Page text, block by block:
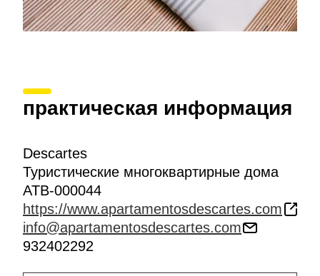
практическая информация
Descartes
Туристические многоквартирные дома
ATB-000044
https://www.apartamentosdescartes.com
info@apartamentosdescartes.com
932402292